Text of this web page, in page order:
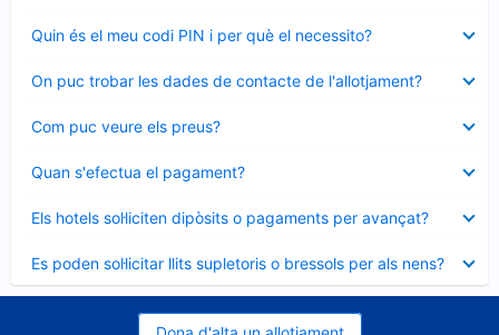
Quin és el meu codi PIN i per què el necessito?
tancat
On puc trobar les dades de contacte de l'allotjament?
tancat
Com puc veure els preus?
tancat
Quan s'efectua el pagament?
tancat
Els hotels sol·liciten dipòsits o pagaments per avançat?
tancat
Es poden sol·licitar llits supletoris o bressols per als nens?
tancat